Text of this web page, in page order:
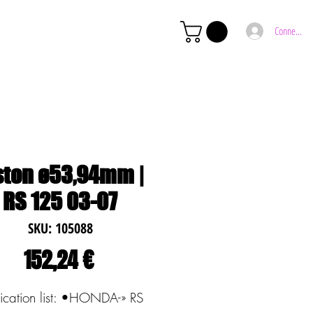
Connexion
ø53,94mm |
RS 125 03-07
SKU: 105088
152,24 €Preço
list: •HONDA-» RS